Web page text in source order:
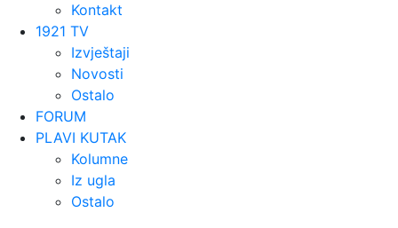
Kontakt
1921 TV
Izvještaji
Novosti
Ostalo
FORUM
PLAVI KUTAK
Kolumne
Iz ugla
Ostalo